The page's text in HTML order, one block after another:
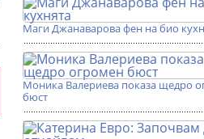
Маги Джанаварова фен на био
Моника Валериева показа щедро
бюст